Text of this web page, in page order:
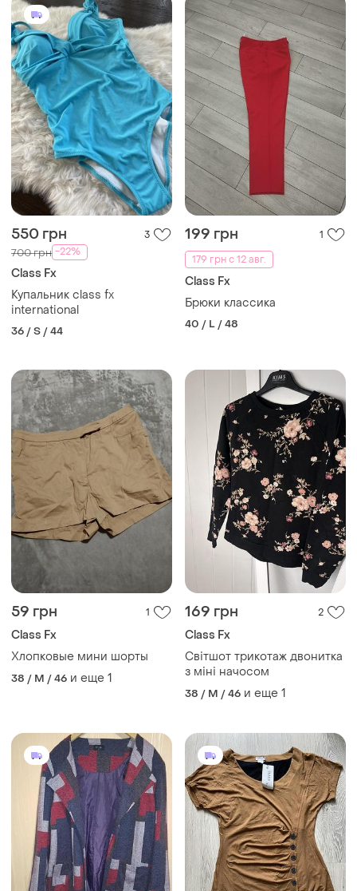
550 грн 3
700 грн -22%
Class Fx
Купальник class fx
international
36 / S / 44
199 грн
1
179 грн с 12 авг.
Class Fx
Брюки классика
40 / L / 48
59 грн 1
Class Fx
Хлопковые мини шорты
38 / M / 46 и еще 1
169 грн 2
Class Fx
Світшот трикотаж двонитка
з міні начосом
38 / M / 46 и еще 1